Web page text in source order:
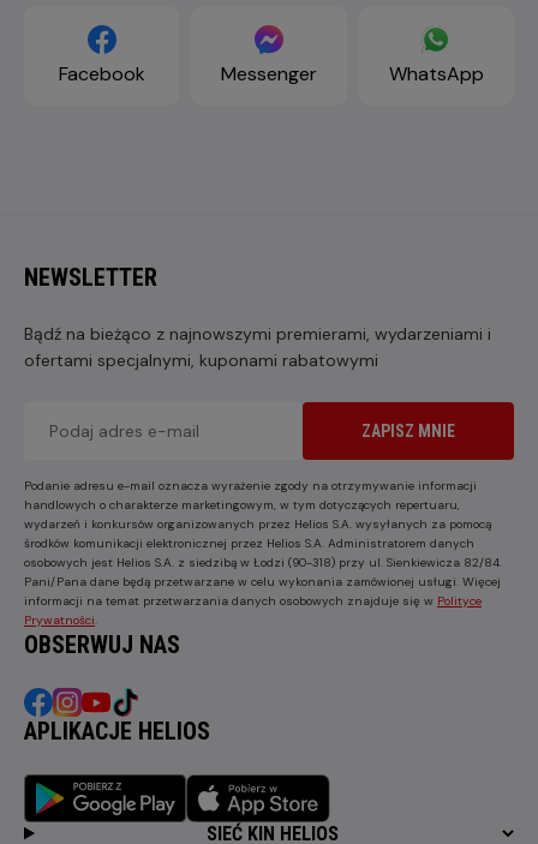
Facebook Messenger WhatsApp
NEWSLETTER
Bądź na bieżąco z najnowszymi premierami, wydarzeniami i
ofertami specjalnymi, kuponami rabatowymi
ZAPISZ MNIE
Podanie adresu e-mail oznacza wyrażenie zgody na otrzymywanie informacji
handlowych o charakterze marketingowym, w tym dotyczących repertuaru,
wydarzeń i konkursów organizowanych przez Helios S.A. wysyłanych za pomocą
środków komunikacji elektronicznej przez Helios S.A. Administratorem danych
osobowych jest Helios S.A. z siedzibą w Łodzi (90-318) przy ul. Sienkiewicza 82/84.
Pani/Pana dane będą przetwarzane w celu wykonania zamówionej usługi. Więcej
informacji na temat przetwarzania danych osobowych znajduje się w Polityce
Prywatności
OBSERWUJ NAS
APLIKACJE HELIOS
SIEĆ KIN HELIOS